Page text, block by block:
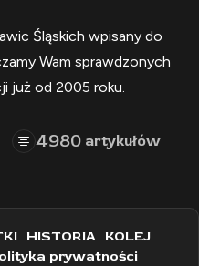
Śląskich wpisany do
Wam sprawdzonych
już od 2005 roku.
4980 artykułów
HISTORIA KOLEJ
prywatności